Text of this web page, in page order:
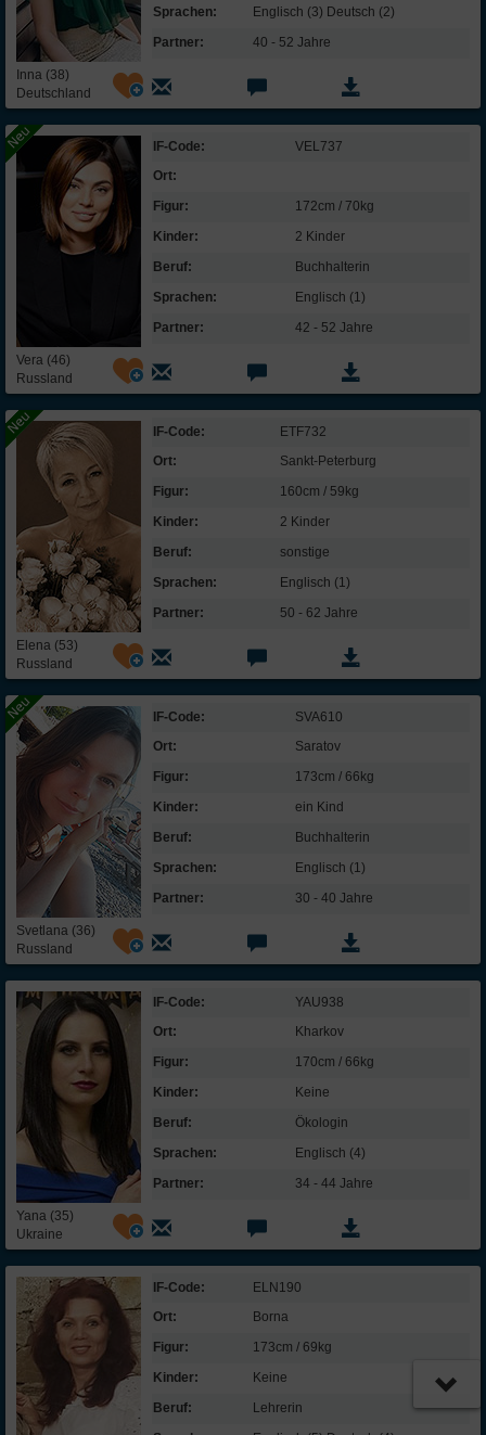
Inna (38)
Deutschland
Sprachen:
Englisch (3) Deutsch (2)
Partner:
40 - 52 Jahre
Vera (46)
Russland
IF-Code:
VEL737
Ort:
Figur:
172cm / 70kg
Kinder:
2 Kinder
Beruf:
Buchhalterin
Sprachen:
Englisch (1)
Partner:
42 - 52 Jahre
Elena (53)
Russland
IF-Code:
ETF732
Ort:
Sankt-Peterburg
Figur:
160cm / 59kg
Kinder:
2 Kinder
Beruf:
sonstige
Sprachen:
Englisch (1)
Partner:
50 - 62 Jahre
Svetlana (36)
Russland
IF-Code:
SVA610
Ort:
Saratov
Figur:
173cm / 66kg
Kinder:
ein Kind
Beruf:
Buchhalterin
Sprachen:
Englisch (1)
Partner:
30 - 40 Jahre
Yana (35)
Ukraine
IF-Code:
YAU938
Ort:
Kharkov
Figur:
170cm / 66kg
Kinder:
Keine
Beruf:
Ökologin
Sprachen:
Englisch (4)
Partner:
34 - 44 Jahre
IF-Code:
ELN190
Ort:
Borna
Figur:
173cm / 69kg
Kinder:
Keine
Beruf:
Lehrerin